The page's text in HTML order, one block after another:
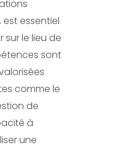
essentiel
sur le lieu de
sont
comme le
de
à
une